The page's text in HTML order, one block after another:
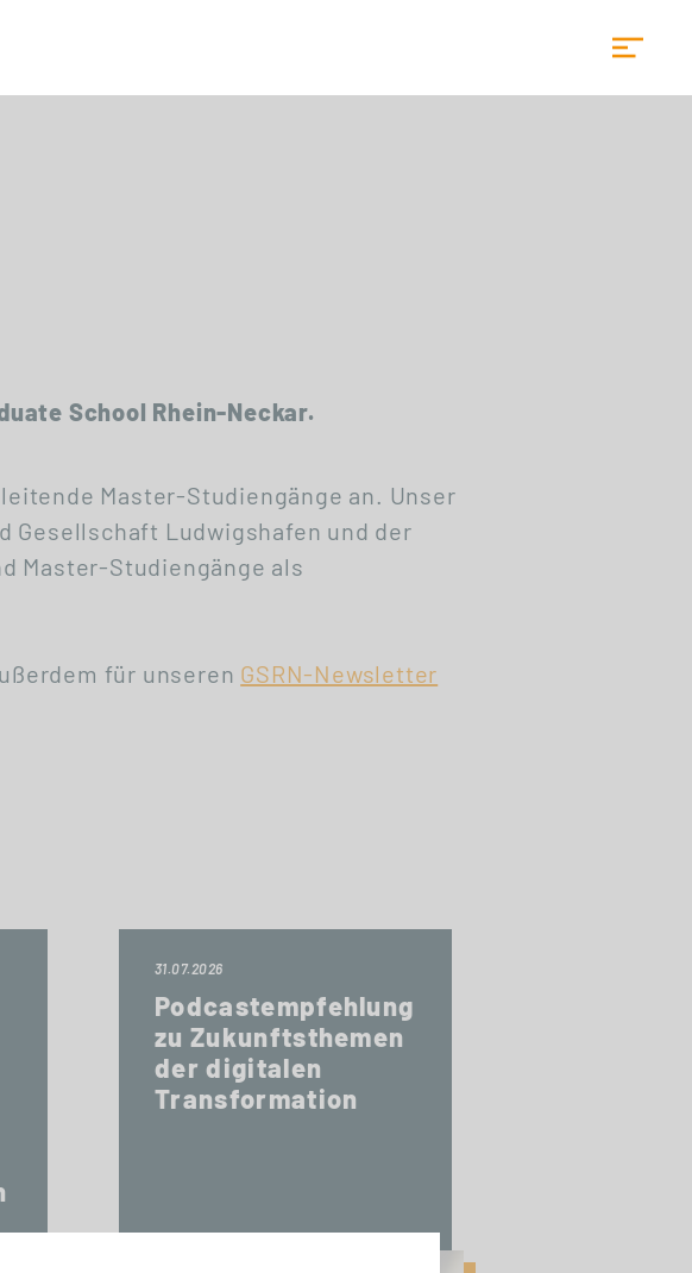
School Rhein-Neckar.
Master-Studiengänge an. Unser
Ludwigshafen und der
Master-Studiengänge als
für unseren GSRN-Newsletter
31.07.2026
Podcastempfehlung
zu Zukunftsthemen
der digitalen
Transformation